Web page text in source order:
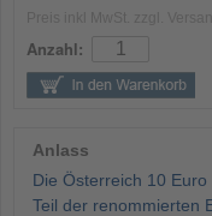
Anzahl:
Anlass
Die Österreich 10 Euro
Teil der renommierten